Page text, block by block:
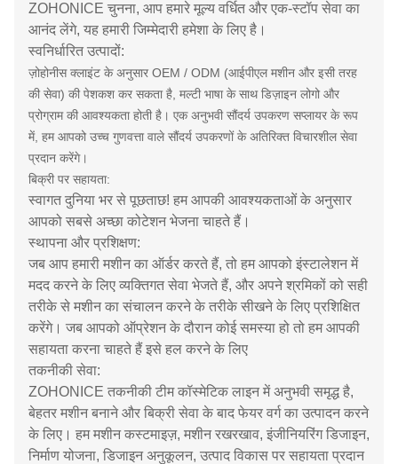
ZOHONICE चुनना, आप हमारे मूल्य वर्धित और एक-स्टॉप सेवा का
आनंद लेंगे, यह हमारी जिम्मेदारी हमेशा के लिए है।
स्वनिर्धारित उत्पादों:
ज़ोहोनीस क्लाइंट के अनुसार OEM / ODM (आईपीएल मशीन और इसी तरह
की सेवा) की पेशकश कर सकता है, मल्टी भाषा के साथ डिज़ाइन लोगो और
प्रोग्राम की आवश्यकता होती है। एक अनुभवी सौंदर्य उपकरण सप्लायर के रूप
में, हम आपको उच्च गुणवत्ता वाले सौंदर्य उपकरणों के अतिरिक्त विचारशील सेवा
प्रदान करेंगे।
बिक्री पर सहायता:
स्वागत दुनिया भर से पूछताछ! हम आपकी आवश्यकताओं के अनुसार
आपको सबसे अच्छा कोटेशन भेजना चाहते हैं।
स्थापना और प्रशिक्षण:
जब आप हमारी मशीन का ऑर्डर करते हैं, तो हम आपको इंस्टालेशन में
मदद करने के लिए व्यक्तिगत सेवा भेजते हैं, और अपने श्रमिकों को सही
तरीके से मशीन का संचालन करने के तरीके सीखने के लिए प्रशिक्षित
करेंगे। जब आपको ऑप्रेशन के दौरान कोई समस्या हो तो हम आपकी
सहायता करना चाहते हैं इसे हल करने के लिए
तकनीकी सेवा:
ZOHONICE तकनीकी टीम कॉस्मेटिक लाइन में अनुभवी समृद्ध है,
बेहतर मशीन बनाने और बिक्री सेवा के बाद फेयर वर्ग का उत्पादन करने
के लिए। हम मशीन कस्टमाइज़, मशीन रखरखाव, इंजीनियरिंग डिजाइन,
निर्माण योजना, डिजाइन अनुकूलन, उत्पाद विकास पर सहायता प्रदान